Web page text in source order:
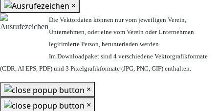
×
Die Vektordaten können nur vom jeweiligen Verein,
Unternehmen, oder eine vom Verein oder Unternehmen
legitimierte Person, herunterladen werden.
Im Downloadpaket sind 4 verschiedene Vektorgrafikformate
(CDR, AI EPS, PDF) und 3 Pixelgrafikformate (JPG, PNG, GIF) enthalten.
×
×